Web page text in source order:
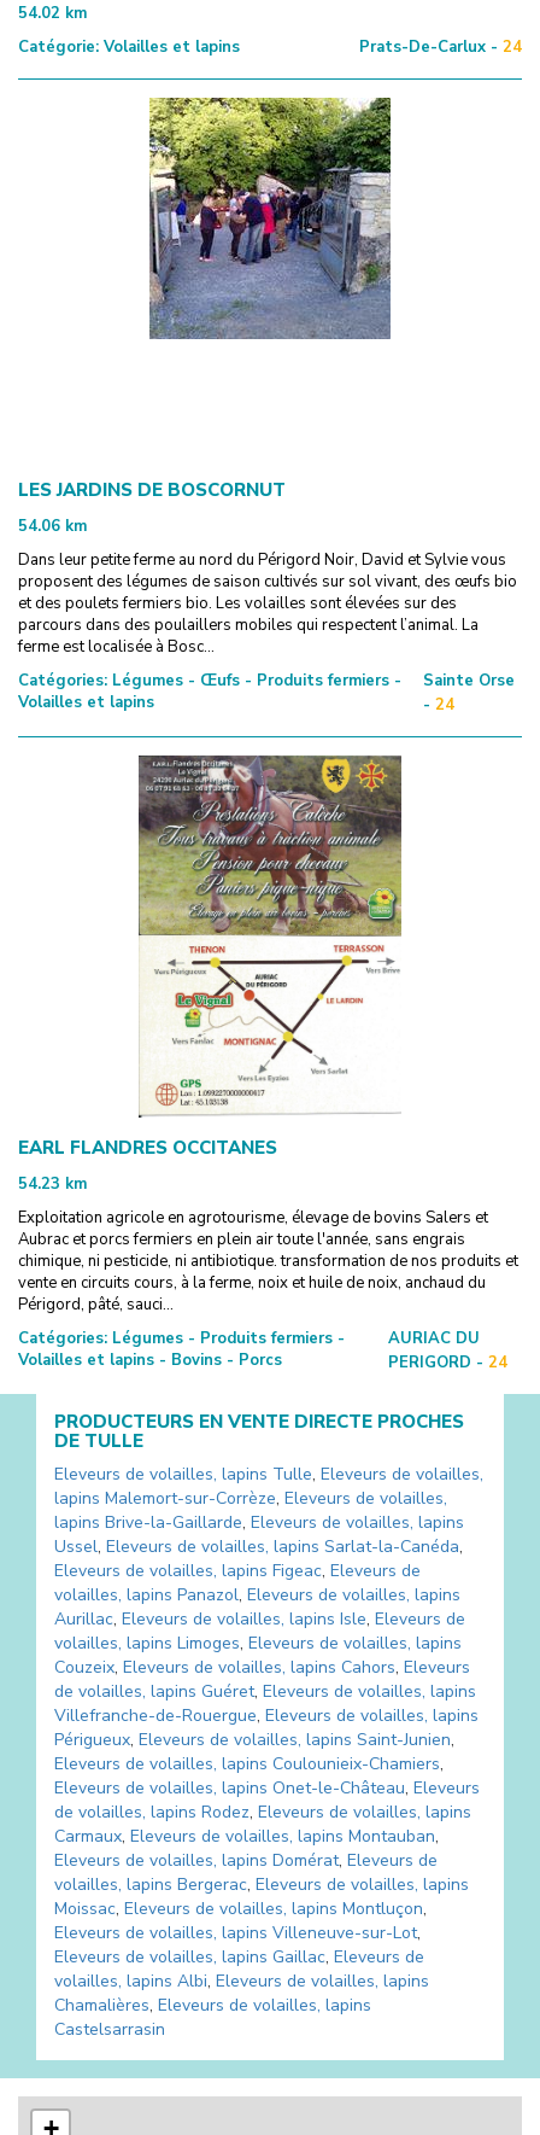
54.02 km
Catégorie: Volailles et lapins Prats-De-Carlux - 24
LES JARDINS DE BOSCORNUT
54.06 km
Dans leur petite ferme au nord du Périgord Noir, David et Sylvie vous
proposent des légumes de saison cultivés sur sol vivant, des œufs bio
et des poulets fermiers bio. Les volailles sont élevées sur des
parcours dans des poulaillers mobiles qui respectent l’animal. La
ferme est localisée à Bosc...
Catégories: Légumes - Œufs - Produits fermiers -
Volailles et lapins
Sainte Orse
- 24
EARL FLANDRES OCCITANES
54.23 km
Exploitation agricole en agrotourisme, élevage de bovins Salers et
Aubrac et porcs fermiers en plein air toute l'année, sans engrais
chimique, ni pesticide, ni antibiotique. transformation de nos produits et
vente en circuits cours, à la ferme, noix et huile de noix, anchaud du
Périgord, pâté, sauci...
Catégories: Légumes - Produits fermiers -
Volailles et lapins - Bovins - Porcs
AURIAC DU
PERIGORD - 24
PRODUCTEURS EN VENTE DIRECTE PROCHES
DE TULLE
Eleveurs de volailles, lapins Tulle, Eleveurs de volailles,
lapins Malemort-sur-Corrèze, Eleveurs de volailles,
lapins Brive-la-Gaillarde, Eleveurs de volailles, lapins
Ussel, Eleveurs de volailles, lapins Sarlat-la-Canéda,
Eleveurs de volailles, lapins Figeac, Eleveurs de
volailles, lapins Panazol, Eleveurs de volailles, lapins
Aurillac, Eleveurs de volailles, lapins Isle, Eleveurs de
volailles, lapins Limoges, Eleveurs de volailles, lapins
Couzeix, Eleveurs de volailles, lapins Cahors, Eleveurs
de volailles, lapins Guéret, Eleveurs de volailles, lapins
Villefranche-de-Rouergue, Eleveurs de volailles, lapins
Périgueux, Eleveurs de volailles, lapins Saint-Junien,
Eleveurs de volailles, lapins Coulounieix-Chamiers,
Eleveurs de volailles, lapins Onet-le-Château, Eleveurs
de volailles, lapins Rodez, Eleveurs de volailles, lapins
Carmaux, Eleveurs de volailles, lapins Montauban,
Eleveurs de volailles, lapins Domérat, Eleveurs de
volailles, lapins Bergerac, Eleveurs de volailles, lapins
Moissac, Eleveurs de volailles, lapins Montluçon,
Eleveurs de volailles, lapins Villeneuve-sur-Lot,
Eleveurs de volailles, lapins Gaillac, Eleveurs de
volailles, lapins Albi, Eleveurs de volailles, lapins
Chamalières, Eleveurs de volailles, lapins
Castelsarrasin
+